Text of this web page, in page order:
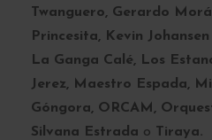
Twanguero, Gerardo
Princesita, Kevin
La Ganga Calé, Los
Jerez, Maestro Espada,
Góngora, ORCAM,
Silvana Estrada o Tiraya.